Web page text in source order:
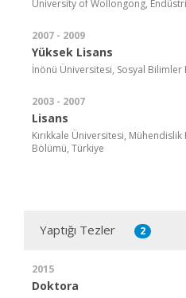
University of Wollongong,
2007 - 2009
Yüksek Lisans
İnönü Üniversitesi, Sosyal Bilimler
2003 - 2007
Lisans
Kırıkkale Üniversitesi,
Bölümü, Türkiye
Yaptığı Tezler 2
2015
Doktora